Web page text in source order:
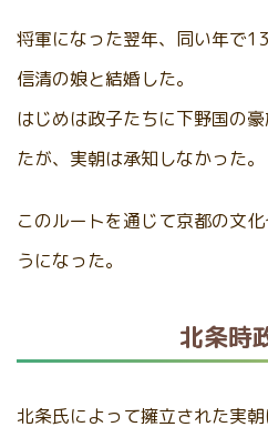
将軍になった翌年、同い年で
信清の娘と結婚した。
はじめは政子たちに下野国の
たが、実朝は承知しなかった。
このルートを通じて京都の文
うになった。
北条時
北条氏によって擁立された実